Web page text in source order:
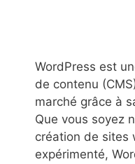
WordPress est
de contenu
marché grâce à
Que vous soyez
création de sites
expérimenté,